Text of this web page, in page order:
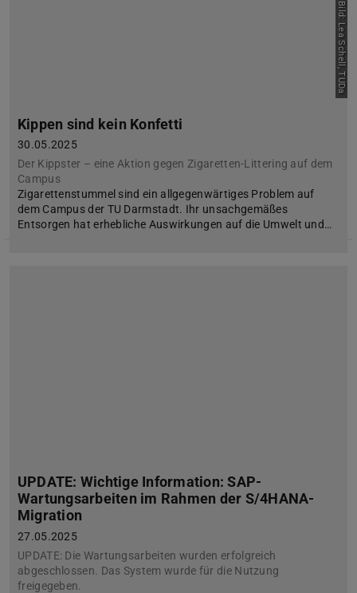
Bild: Lea Schell, TUDa
Kippen sind kein Konfetti
30.05.2025
Der Kippster – eine Aktion gegen Zigaretten-Littering auf dem
Campus
Zigarettenstummel sind ein allgegenwärtiges Problem auf
dem Campus der TU Darmstadt. Ihr unsachgemäßes
Entsorgen hat erhebliche Auswirkungen auf die Umwelt und…
UPDATE: Wichtige Information: SAP-
Wartungsarbeiten im Rahmen der S/4HANA-
Migration
27.05.2025
UPDATE: Die Wartungsarbeiten wurden erfolgreich
abgeschlossen. Das System wurde für die Nutzung
freigegeben.